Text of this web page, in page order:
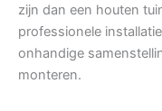
zijn dan een houten
professionele
onhandige
monteren.